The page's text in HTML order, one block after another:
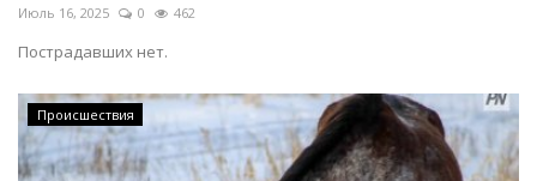
Июль 16, 2025 0 462
Пострадавших нет.
Происшествия